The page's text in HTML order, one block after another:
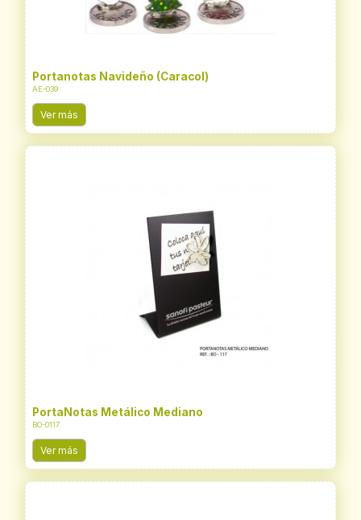
Portanotas Navideño (Caracol)
AE-039
Ver más
PortaNotas Metálico Mediano
BO-0117
Ver más